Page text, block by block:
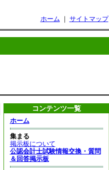
ホーム ｜ サイトマップ
コンテンツ一覧
ホーム
集まる
掲示板について
公認会計士試験情報交換・質問
＆回答掲示板